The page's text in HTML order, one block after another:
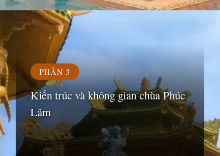
Đang mởhttps://susach.edu.vn/chua-phuc-lam
PHẦN 3
Kiến trúc và không gian chùa Phúc
Lâm